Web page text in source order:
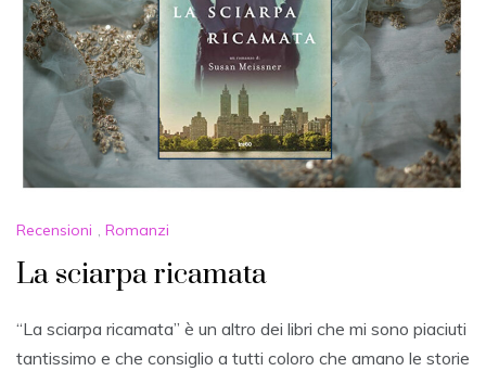
Recensioni , Romanzi
La sciarpa ricamata
“La sciarpa ricamata” è un altro dei libri che mi sono piaciuti
tantissimo e che consiglio a tutti coloro che amano le storie